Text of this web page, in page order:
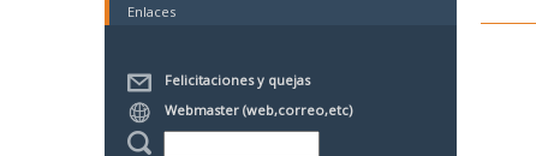
Enlaces
Felicitaciones y quejas
Webmaster (web,correo,etc)